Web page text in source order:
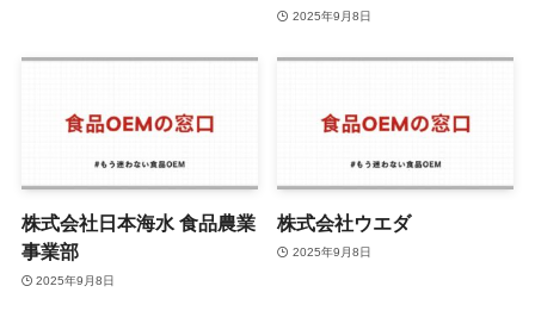
2025年9月8日
株式会社日本海水 食品農業
事業部
2025年9月8日
株式会社ウエダ
2025年9月8日